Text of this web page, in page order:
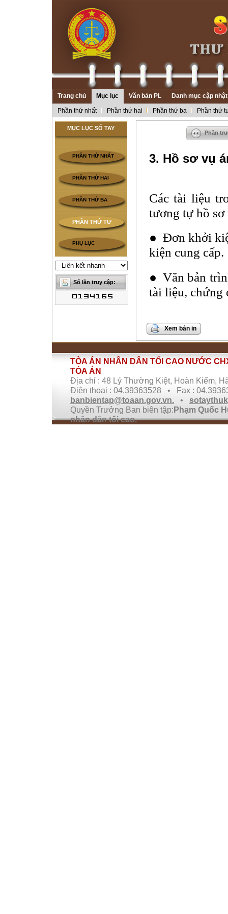
Trang chủ Mục lục
Phần thứ nhất Phần thứ hai Phần thứ ba Phần thứ
Văn bản PL Danh mục cập nhật
MỤC LỤC SỔ TAY
PHẦN THỨ NHẤT
PHẦN THỨ HAI
PHẦN THỨ BA
PHẦN THỨ TƯ
PHỤ LỤC
Phần
3. Hồ sơ vụ
Các tài liệu
tương tự hồ sơ
● Đơn khởi
kiện cung cấp.
● Văn bản
tài liệu, chứng
Xem bản in
TÒA ÁN NHÂN DÂN TỐI CAO NƯỚC
TÒA ÁN
Địa chỉ : 48 Lý Thường Kiệt, Hoàn Kiếm,
Điện thoại : 04.39363528 • Fax :
banbientap@toaan.gov.vn.•
Quyền Trưởng Ban biên tập:Phạm Quốc
nhân dân tối cao.